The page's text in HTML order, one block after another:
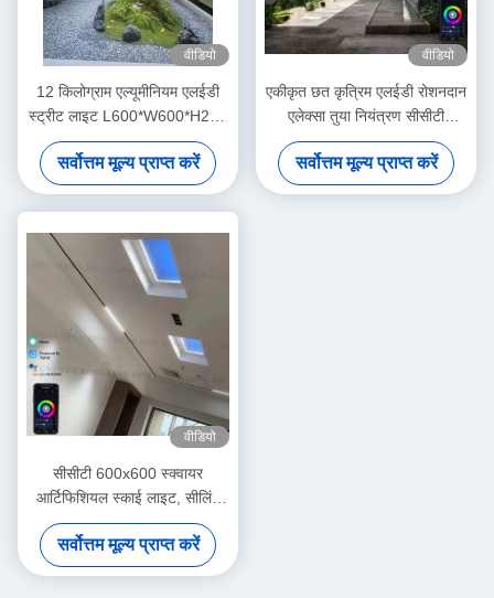
वीडियो
12 किलोग्राम एल्यूमीनियम एलईडी
स्ट्रीट लाइट L600*W600*H220
मिमी ऊर्जा बचत बाहरी प्रकाश
व्यवस्था के लिए आदर्श
सर्वोत्तम मूल्य प्राप्त करें
वीडियो
एकीकृत छत कृत्रिम एलईडी रोशनदान
एलेक्सा तुया नियंत्रण सीसीटी
6500K
सर्वोत्तम मूल्य प्राप्त करें
वीडियो
सीसीटी 600x600 स्क्वायर
आर्टिफिशियल स्काई लाइट, सीलिंग
एलईडी सिमुलेट सनलाइट
सर्वोत्तम मूल्य प्राप्त करें